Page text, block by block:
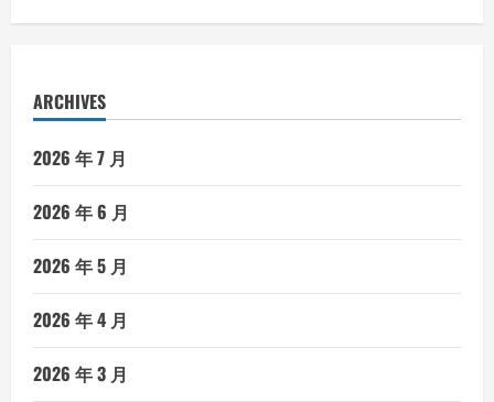
ARCHIVES
2026 年 7 月
2026 年 6 月
2026 年 5 月
2026 年 4 月
2026 年 3 月